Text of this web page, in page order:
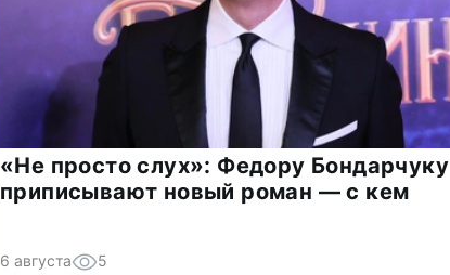
«Не просто слух»: Федору Бондарчуку
приписывают новый роман — с кем
6 августа 5